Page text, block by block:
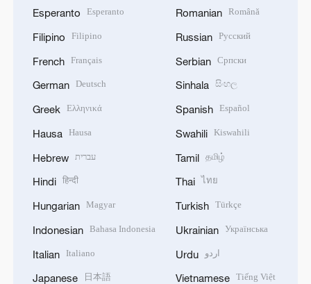
Esperanto Esperanto
Filipino Filipino
French Français
German Deutsch
Greek Ελληνικά
Hausa Hausa
Hebrew עברית
Hindi हिन्दी
Hungarian Magyar
Indonesian Bahasa Indonesia
Italian Italiano
Japanese 日本語
Romanian Română
Russian Русский
Serbian Српски
Sinhala සිංහල
Spanish Español
Swahili Kiswahili
Tamil தமிழ்
Thai ไทย
Turkish Türkçe
Ukrainian Українська
Urdu اردو
Vietnamese Tiếng Việt